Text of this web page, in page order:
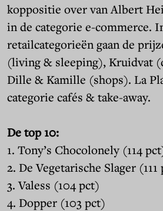
koppositie over van Albert
in de categorie e-commerce.
retailcategorieën gaan de
(living & sleeping), Kruidvat
Dille & Kamille (shops). La
categorie cafés & take-away.
De top 10:
1. Tony’s Chocolonely (114
2. De Vegetarische Slager (111
3. Valess (104 pct)
4. Dopper (103 pct)